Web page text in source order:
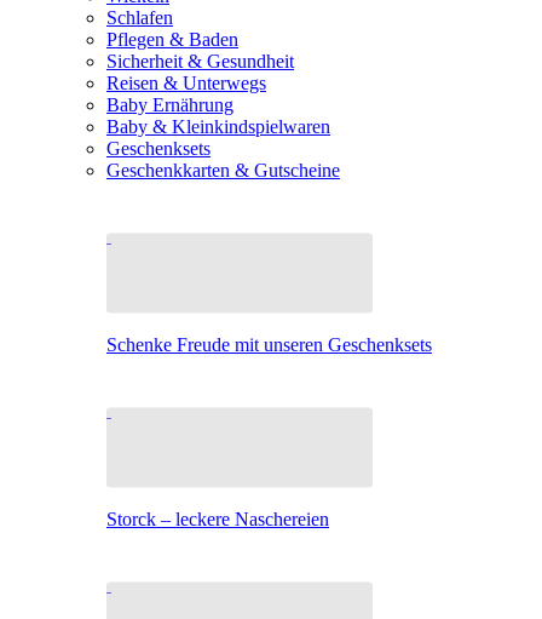
Schlafen
Pflegen & Baden
Sicherheit & Gesundheit
Reisen & Unterwegs
Baby Ernährung
Baby & Kleinkindspielwaren
Geschenksets
Geschenkkarten & Gutscheine
Schenke Freude mit unseren Geschenksets
Storck – leckere Naschereien